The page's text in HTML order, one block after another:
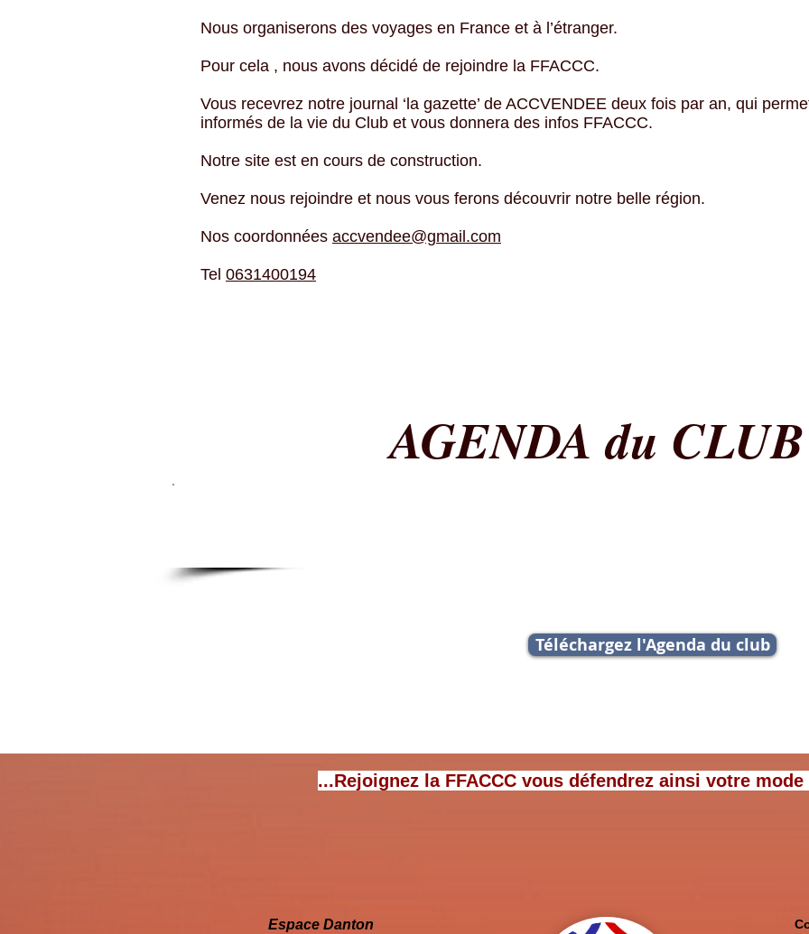
Nous organiserons des voyages en France et à l’étranger.
Pour cela , nous avons décidé de rejoindre la FFACCC.
Vous recevrez notre journal ‘la gazette’ de ACCVENDEE deux fois par an, qui
informés de la vie du Club et vous donnera des infos FFACCC.
Notre site est en cours de construction.
Venez nous rejoindre et nous vous ferons découvrir notre belle région.
Nos coordonnées accvendee@gmail.com
Tel 0631400194
AGENDA du CLUB
Téléchargez l'Agenda du club
...Rejoignez la FFACCC vous défendrez ainsi votre
Espace Danton